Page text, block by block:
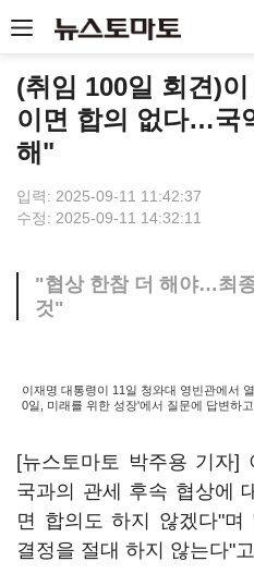
(취임 100일 회견)
이면 합의 없다…국
해"
입력: 2025-09-11 11:42:37
수정: 2025-09-11 14:32:11
"협상 한참 더 해야…최
것"
이재명 대통령이 11일 청와대 영빈관에서
0일, 미래를 위한 성장'에서 질문에 답변하
[뉴스토마토 박주용 기자]
국과의 관세 후속 협상에
면 합의도 하지 않겠다"며
결정을 절대 하지 않는다"